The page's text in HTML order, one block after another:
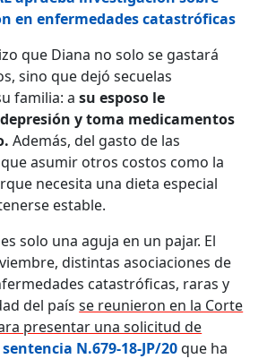
en enfermedades catastróficas
que Diana no solo se gastará
sino que dejó secuelas
familia: asu esposo le
y toma medicamentos
Además, del gasto de las
asumir otros costos como la
necesita una dieta especial
estable.
solo una aguja en un pajar. El
distintas asociaciones de
catastróficas, raras y
del paísse reunieron en la Corte
presentar una solicitud de
sentencia N.679-18-JP/20que ha